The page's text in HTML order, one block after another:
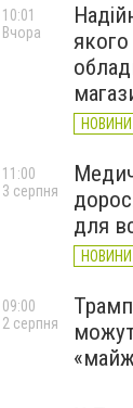
10:01
Вчора
для
11:00
3 серпня
09:00
2 серпня